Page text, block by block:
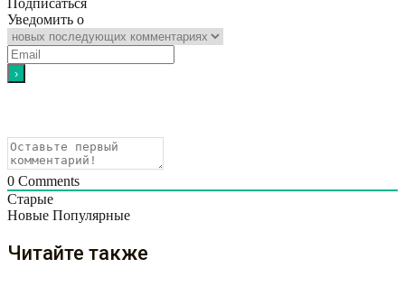
Подписаться
Уведомить о
0 Comments
Старые
Новые Популярные
Читайте также